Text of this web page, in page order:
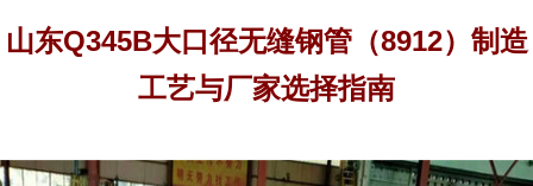
山东Q345B大口径无缝钢管（8912）制造
工艺与厂家选择指南